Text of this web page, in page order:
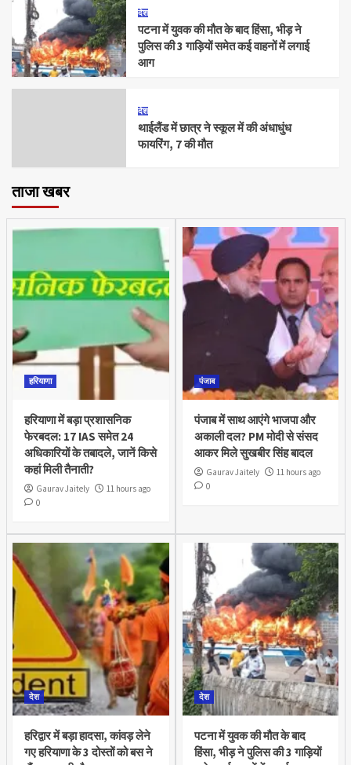
देश
पटना में युवक की मौत के बाद हिंसा, भीड़ ने
पुलिस की 3 गाड़ियों समेत कई वाहनों में लगाई
आग
देश
थाईलैंड में छात्र ने स्कूल में की अंधाधुंध
फायरिंग, 7 की मौत
ताजा खबर
हरियाणा
हरियाणा में बड़ा प्रशासनिक
फेरबदल: 17 IAS समेत 24
अधिकारियों के तबादले, जानें किसे
कहां मिली तैनाती?
Gaurav Jaitely
11 hours ago
0
पंजाब
पंजाब में साथ आएंगे भाजपा और
अकाली दल? PM मोदी से संसद
आकर मिले सुखबीर सिंह बादल
Gaurav Jaitely
11 hours ago
0
देश
हरिद्वार में बड़ा हादसा, कांवड़ लेने
गए हरियाणा के 3 दोस्तों को बस ने
देश
पटना में युवक की मौत के बाद
हिंसा, भीड़ ने पुलिस की 3 गाड़ियों